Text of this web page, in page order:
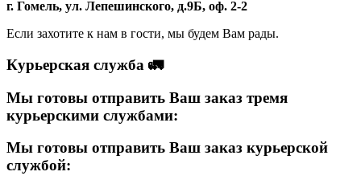
г. Гомель, ул. Лепешинского, д.9Б, оф. 2-2
Если захотите к нам в гости, мы будем Вам рады.
Курьерская служба 🚛
Мы готовы отправить Ваш заказ тремя
курьерскими службами:
Мы готовы отправить Ваш заказ курьерской
службой: